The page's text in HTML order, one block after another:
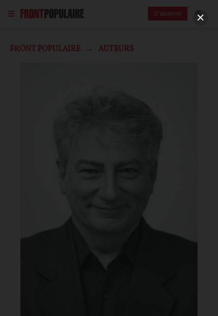
S'abonner
FRONT POPULAIRE AUTEURS